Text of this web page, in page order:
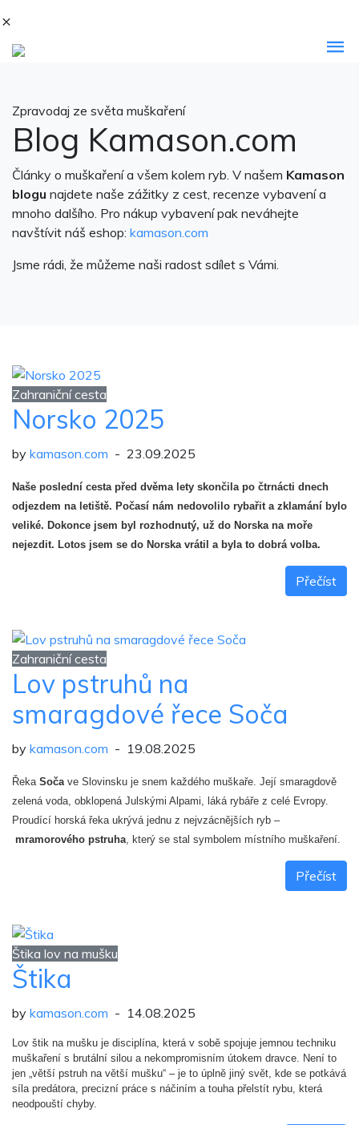
Zpravodaj ze světa muškaření
Blog Kamason.com
Články o muškaření a všem kolem ryb. V našem Kamason
blogu najdete naše zážitky z cest, recenze vybavení a
mnoho dalšího. Pro nákup vybavení pak neváhejte
navštívit náš eshop: kamason.com
Jsme rádi, že můžeme naši radost sdílet s Vámi.
Zahraniční cesta
Norsko 2025
by kamason.com - 23.09.2025
Naše poslední cesta před dvěma lety skončila po čtrnácti dnech
odjezdem na letiště. Počasí nám nedovolilo rybařit a zklamání bylo
veliké. Dokonce jsem byl rozhodnutý, už do Norska na moře
nejezdit. Lotos jsem se do Norska vrátil a byla to dobrá volba.
Přečíst
Zahraniční cesta
Lov pstruhů na
smaragdové řece Soča
by kamason.com - 19.08.2025
Řeka Soča ve Slovinsku je snem každého muškaře. Její smaragdově
zelená voda, obklopená Julskými Alpami, láká rybáře z celé Evropy.
Proudící horská řeka ukrývá jednu z nejvzácnějších ryb –
mramorového pstruha , který se stal symbolem místního muškaření.
Přečíst
Štika lov na mušku
Štika
by kamason.com - 14.08.2025
Lov štik na mušku je disciplína, která v sobě spojuje jemnou techniku
muškaření s brutální silou a nekompromisním útokem dravce. Není to
jen „větší pstruh na větší mušku“ – je to úplně jiný svět, kde se potkává
síla predátora, precizní práce s náčiním a touha přelstít rybu, která
neodpouští chyby.